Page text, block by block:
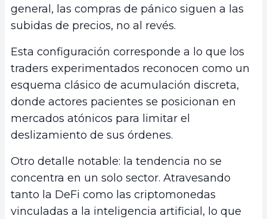
general, las compras de pánico siguen a las
subidas de precios, no al revés.
Esta configuración corresponde a lo que los
traders experimentados reconocen como un
esquema clásico de acumulación discreta,
donde actores pacientes se posicionan en
mercados atónicos para limitar el
deslizamiento de sus órdenes.
Otro detalle notable: la tendencia no se
concentra en un solo sector. Atravesando
tanto la DeFi como las criptomonedas
vinculadas a la inteligencia artificial, lo que